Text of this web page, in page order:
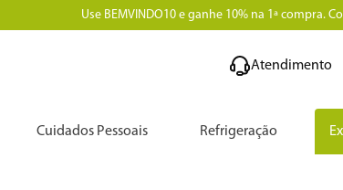
Use BEMVINDO10 e ganhe 10% na 1ª compra.
Atendimento
Cuidados Pessoais Refrigeração